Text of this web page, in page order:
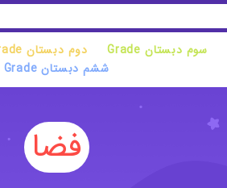
Grade دوم دبستان Grade سوم دبستان
Grade ششم دبستان
فضا